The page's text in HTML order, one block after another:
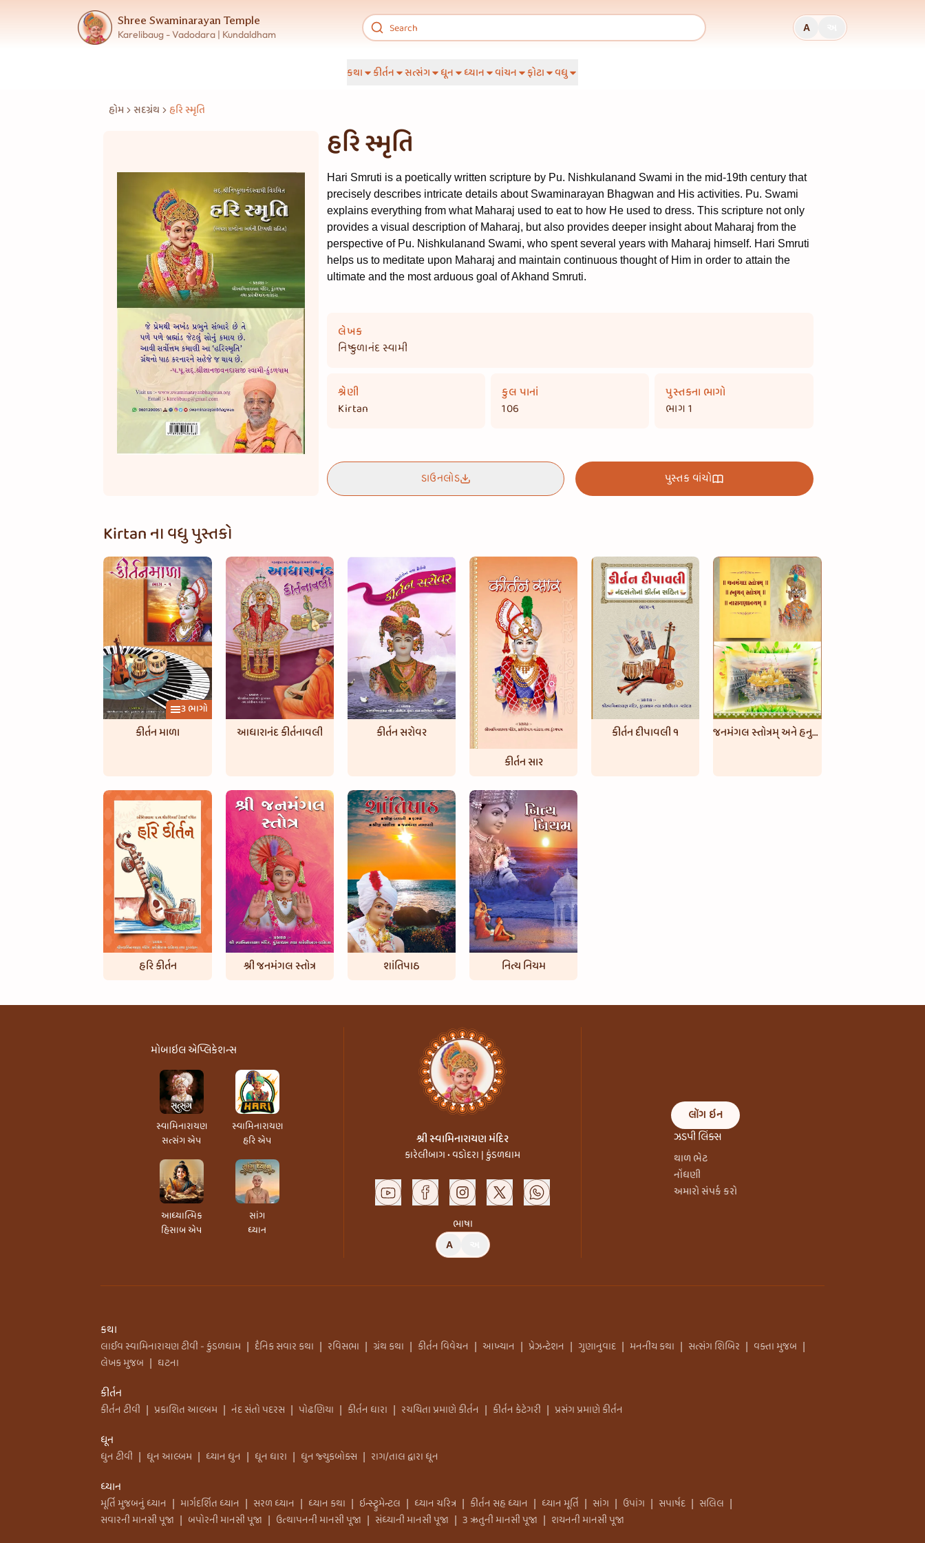
Shree Swaminarayan Temple
Karelibaug - Vadodara | Kundaldham
A
કથા કીર્તન સત્સંગ ધૂન ધ્યાન વાંચન ફોટા વધુ
હોમ સદગ્રંથ હરિ સ્મૃતિ
હરિ સ્મૃતિ
Hari Smruti is a poetically written scripture by Pu. Nishkulanand Swami in the mid-19th century that
precisely describes intricate details about Swaminarayan Bhagwan and His activities. Pu. Swami
explains everything from what Maharaj used to eat to how He used to dress. This scripture not only
provides a visual description of Maharaj, but also provides deeper insight about Maharaj from the
perspective of Pu. Nishkulanand Swami, who spent several years with Maharaj himself. Hari Smruti
helps us to meditate upon Maharaj and maintain continuous thought of Him in order to attain the
ultimate and the most arduous goal of Akhand Smruti.
લેખક
નિષ્કુળાનંદ સ્વામી
શ્રેણી
Kirtan
કુલ પાનાં
106
પુસ્તકના ભાગો
ભાગ 1
ડાઉનલોડ પુસ્તક વાંચો
Kirtan ના વધુ પુસ્તકો
3 ભાગો
કીર્તન માળા આધારાનંદ કીર્તનાવલી
કીર્તન સરોવર
કીર્તન સાર
કીર્તન દીપાવલી ૧ જનમંગલ સ્તોત્રમ્ અને હનુમાન સ્તોત્રમ્
હરિ કીર્તન શ્રી જનમંગલ સ્તોત્ર શાંતિપાઠ નિત્ય નિયમ
મોબાઇલ એપ્લિકેશન્સ
સ્વામિનારાયણ
સત્સંગ એપ
સ્વામિનારાયણ
હરિ એપ
આધ્યાત્મિક
હિસાબ એપ
સાંગ
ધ્યાન
શ્રી સ્વામિનારાયણ મંદિર
કારેલીબાગ • વડોદરા | કુંડળધામ
ભાષા
A
લૉગ ઇન
ઝડપી લિંક્સ
થાળ ભેટ
નોંધણી
અમારો સંપર્ક કરો
કથા
લાઈવ સ્વામિનારાયણ ટીવી - કુંડળધામ દૈનિક સવાર કથા રવિસભા ગ્રંથ કથા કીર્તન વિવેચન આખ્યાન પ્રેઝન્ટેશન ગુણાનુવાદ મનનીય કથા સત્સંગ શિબિર વક્તા મુજબ
લેખક મુજબ ઘટના
કીર્તન
કીર્તન ટીવી પ્રકાશિત આલ્બમ નંદ સંતો પદરસ પોઢણિયા કીર્તન ધારા રચયિતા પ્રમાણે કીર્તન કીર્તન કેટેગરી પ્રસંગ પ્રમાણે કીર્તન
ધૂન
ધુન ટીવી ધૂન આલ્બમ ધ્યાન ધુન ધૂન ધારા ધુન જ્યુકબોક્સ રાગ/તાલ દ્વારા ધૂન
ધ્યાન
મૂર્તિ મુજબનું ધ્યાન માર્ગદર્શિત ધ્યાન સરળ ધ્યાન ધ્યાન કથા ઇન્સ્ટ્રુમેન્ટલ ધ્યાન ચરિત્ર કીર્તન સહ ધ્યાન ધ્યાન મૂર્તિ સાંગ ઉપાંગ સપાર્ષદ સલિલ
સવારની માનસી પૂજા બપોરની માનસી પૂજા ઉત્થાપનની માનસી પૂજા સંધ્યાની માનસી પૂજા 3 ઋતુની માનસી પૂજા શયનની માનસી પૂજા